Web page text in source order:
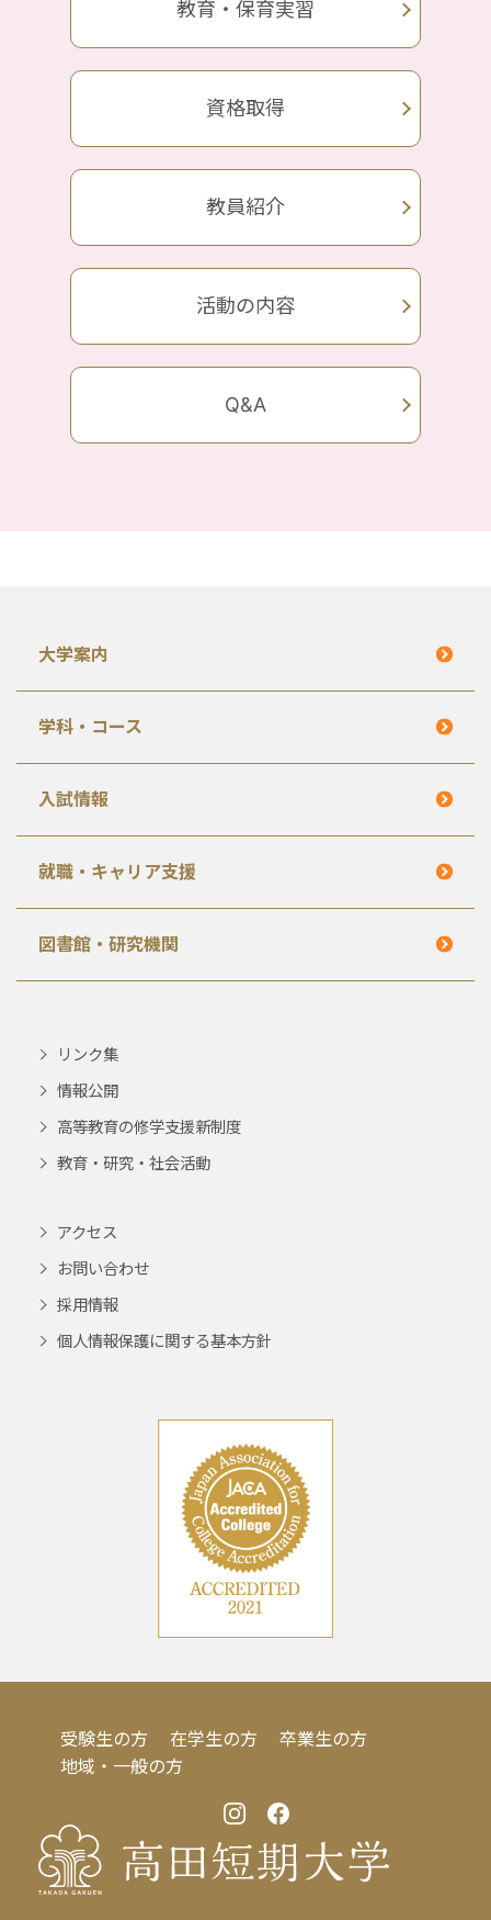
教育・保育実習
資格取得
教員紹介
活動の内容
Q&A
大学案内
学科・コース
入試情報
就職・キャリア支援
図書館・研究機関
リンク集
情報公開
高等教育の修学支援新制度
教育・研究・社会活動
アクセス
お問い合わせ
採用情報
個人情報保護に関する基本方針
受験生の方 在学生の方
卒業生の方
地域・一般の方